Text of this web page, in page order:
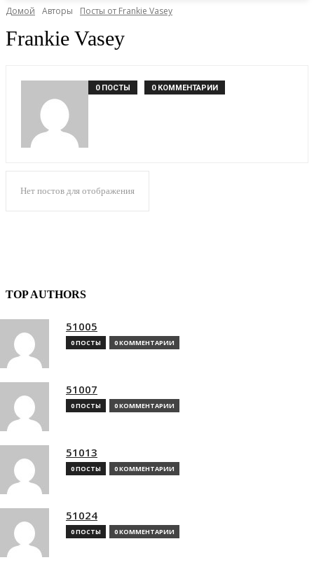
Домой Авторы Посты от Frankie Vasey
Frankie Vasey
0 ПОСТЫ 0 КОММЕНТАРИИ
Нет постов для отображения
TOP AUTHORS
51005
0 ПОСТЫ 0 КОММЕНТАРИИ
51007
0 ПОСТЫ 0 КОММЕНТАРИИ
51013
0 ПОСТЫ 0 КОММЕНТАРИИ
51024
0 ПОСТЫ 0 КОММЕНТАРИИ